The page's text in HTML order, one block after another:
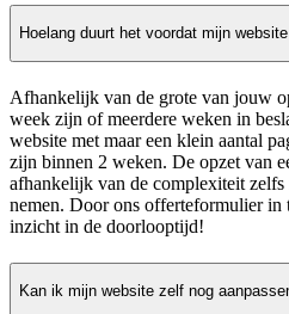
Hoelang duurt het voordat mijn
Afhankelijk van de grote van jouw
week zijn of meerdere weken in
website met maar een klein aantal
zijn binnen 2 weken. De opzet van
afhankelijk van de complexiteit zelfs
nemen. Door ons offerteformulier in
inzicht in de doorlooptijd!
Kan ik mijn website zelf nog